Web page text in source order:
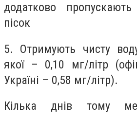
додатково
пісок
5. Отримують чисту
якої – 0,10 мг/літр
Україні – 0,58 мг/літр).
Кілька днів тому